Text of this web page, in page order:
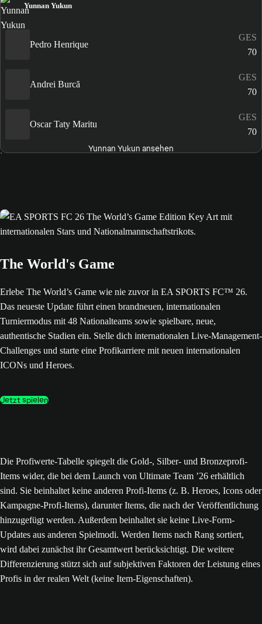
Yunnan Yukun
Pedro Henrique
GES
70
Andrei Burcă
GES
70
Oscar Taty Maritu
GES
70
Yunnan Yukun ansehen
The World's Game
Erlebe The World’s Game wie nie zuvor in EA SPORTS FC™ 26.
Das neueste Update führt einen brandneuen, internationalen
Turniermodus mit 48 Nationalteams sowie spielbare, neue,
authentische Stadien ein. Stelle dich internationalen Live-Management-
Challenges und starte eine Profikarriere mit neuen internationalen
ICONs und Heroes.
Jetzt spielen
Die Profiwerte-Tabelle spiegelt die Gold-, Silber- und Bronzeprofi-
Items wider, die bei dem Launch von Ultimate Team ’26 erhältlich
sind. Sie beinhaltet keine anderen Profi-Items (z. B. Heroes, Icons oder
Kampagne-Profi-Items), darunter Items, die nach der Veröffentlichung
hinzugefügt werden. Außerdem beinhaltet sie keine Live-Form-
Updates aus anderen Spielmodi. Werden Items nach Rang sortiert,
wird dabei zunächst ihr Gesamtwert berücksichtigt. Die weitere
Differenzierung stützt sich auf subjektiven Faktoren der Leistung eines
Profis in der realen Welt (keine Item-Eigenschaften).